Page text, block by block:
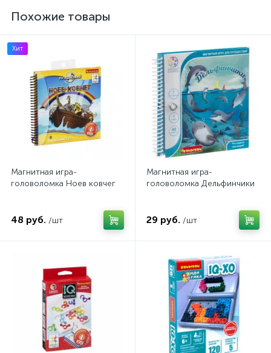
Похожие товары
Хит
Магнитная игра-
головоломка Ноев ковчег
48 руб. /шт
Магнитная игра-
головоломка Дельфинчики
29 руб. /шт